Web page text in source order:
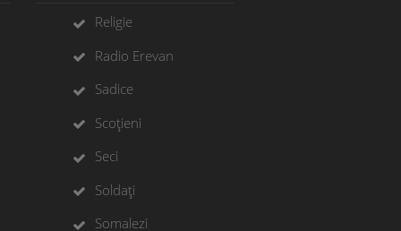
Religie
Radio Erevan
Sadice
Scoțieni
Seci
Soldați
Somalezi